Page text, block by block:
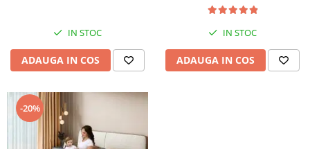
IN STOC
ADAUGA IN COS
IN STOC
ADAUGA IN COS
-20%